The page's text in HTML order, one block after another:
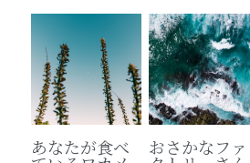
あなたが食べ おさかなファ